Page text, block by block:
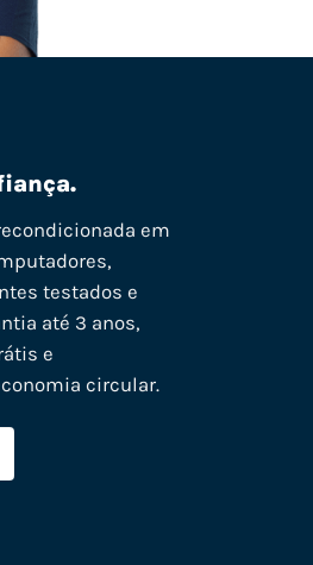
em
testados e
até 3 anos,
e
circular.